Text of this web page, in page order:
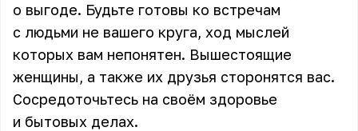
о выгоде. Будьте готовы ко встречам
с людьми не вашего круга, ход мыслей
которых вам непонятен. Вышестоящие
женщины, а также их друзья сторонятся вас.
Сосредоточьтесь на своём здоровье
и бытовых делах.